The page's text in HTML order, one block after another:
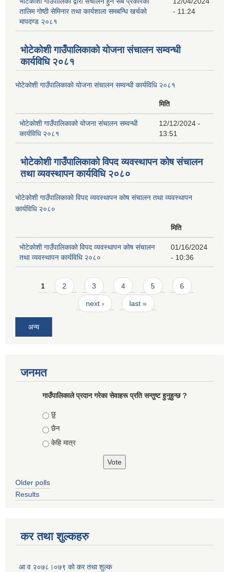
तालिम गोष्ठी सेमिनार तथा कार्यशाला समबन्धि खर्चको
मापदण्ड २०८१
- 11:24
भोटेकोशी गाउँपालिकाको योजना संचालन सम्वन्धी
कार्यविधि २०८१
भोटेकोशी गाउँपालिकाको योजना संचालन सम्वन्धी कार्यविधि २०८१
मिति
भोटेकोशी गाउँपालिकाको योजना संचालन सम्वन्धी
कार्यविधि २०८१
12/12/2024 -
13:51
भोटेकोशी गाउँपालिकाको विपद व्यवस्थापन कोष संचालन
तथा व्यवस्थापन कार्यविधि २०८०
भोटेकोशी गाउँपालिकाको विपद व्यवस्थापन कोष संचालन तथा व्यवस्थापन
कार्यविधि २०८०
मिति
भोटेकोशी गाउँपालिकाको विपद व्यवस्थापन कोष संचालन
तथा व्यवस्थापन कार्यविधि २०८०
01/16/2024
- 10:36
Pages
1 2 3 4 5 6
next › last »
अन्य
जनमत
गाउँपालिकाले प्रदान गरेका सेवाहरू प्रति सन्तुष्ट हुनुहुन्छ ?
Choices
छु
छैन
केहि मात्र
Older polls
Results
कर तथा शुल्कहरु
आ व २०७८।०७९ काे कर तथा शुल्क